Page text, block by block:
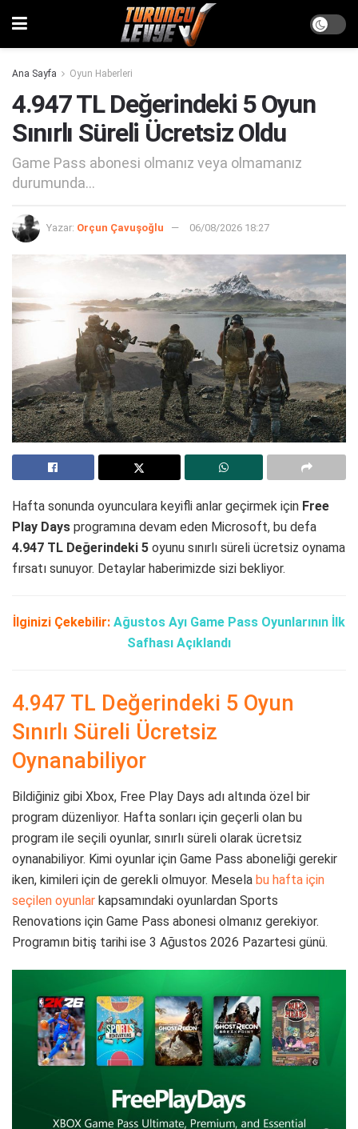
Ana Sayfa Oyun Haberleri
4.947 TL Değerindeki 5 Oyun
Sınırlı Süreli Ücretsiz Oldu
Game Pass abonesi olmanız veya olmamanız
durumunda...
Yazar: Orçun Çavuşoğlu 06/08/2026 18:27
Hafta sonunda oyunculara keyifli anlar geçirmek için Free
Play Days programına devam eden Microsoft, bu defa
4.947 TL Değerindeki 5 oyunu sınırlı süreli ücretsiz oynama
fırsatı sunuyor. Detaylar haberimizde sizi bekliyor.
İlginizi Çekebilir: Ağustos Ayı Game Pass Oyunlarının İlk
Safhası Açıklandı
4.947 TL Değerindeki 5 Oyun
Sınırlı Süreli Ücretsiz
Oynanabiliyor
Bildiğiniz gibi Xbox, Free Play Days adı altında özel bir
program düzenliyor. Hafta sonları için geçerli olan bu
program ile seçili oyunlar, sınırlı süreli olarak ücretsiz
oynanabiliyor. Kimi oyunlar için Game Pass aboneliği gerekir
iken, kimileri için de gerekli olmuyor. Mesela bu hafta için
seçilen oyunlar kapsamındaki oyunlardan Sports
Renovations için Game Pass abonesi olmanız gerekiyor.
Programın bitiş tarihi ise 3 Ağustos 2026 Pazartesi günü.